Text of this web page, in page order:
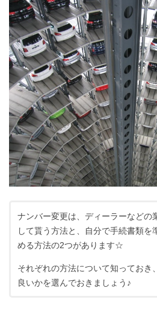
ナンバー変更は、ディーラーなどの
して貰う方法と、自分で手続書類を
める方法の2つがあります☆
それぞれの方法について知っておき
良いかを選んでおきましょう♪